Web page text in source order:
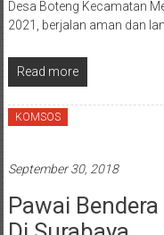
Desa Boteng Kecamatan
2021, berjalan aman dan
Read more
KOMSOS
September 30, 2018
Pawai